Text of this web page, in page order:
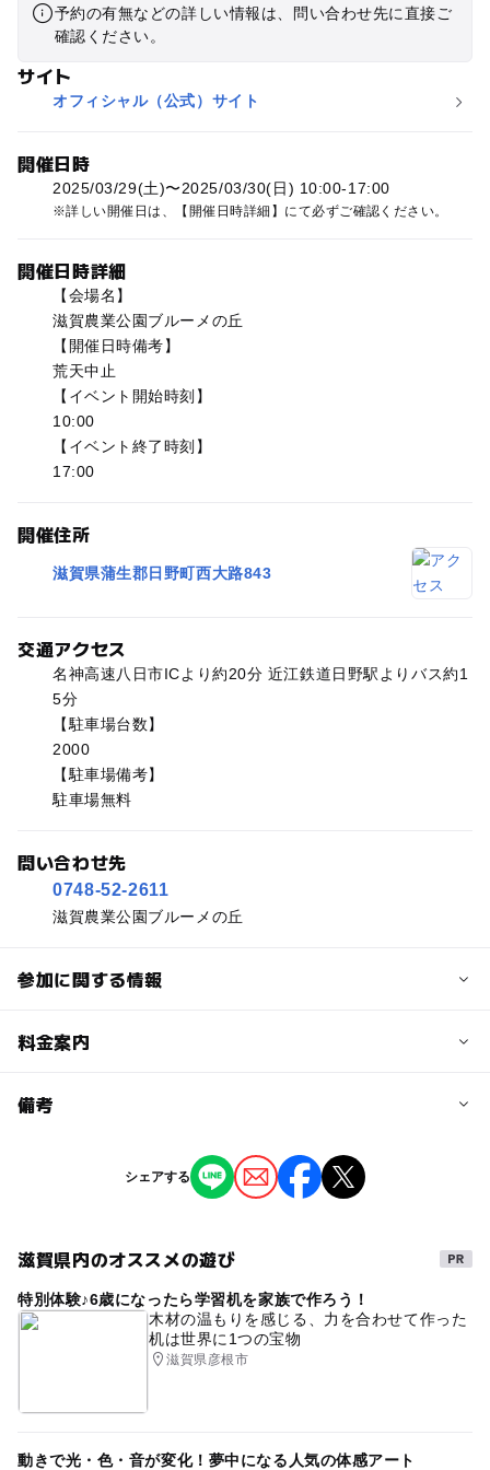
予約の有無などの詳しい情報は、問い合わせ先に直接ご
確認ください。
サイト
オフィシャル（公式）サイト
開催日時
2025/03/29(土)〜2025/03/30(日) 10:00-17:00
詳しい開催日は、【開催日時詳細】にて必ずご確認ください。
開催日時詳細
【会場名】
滋賀農業公園ブルーメの丘
【開催日時備考】
荒天中止
【イベント開始時刻】
10:00
【イベント終了時刻】
17:00
開催住所
滋賀県蒲生郡日野町西大路843
交通アクセス
名神高速八日市ICより約20分 近江鉄道日野駅よりバス約1
5分
【駐車場台数】
2000
【駐車場備考】
駐車場無料
問い合わせ先
0748-52-2611
滋賀農業公園ブルーメの丘
参加に関する情報
予約/応募
主催 PUKUGORI、CHEKiPON
料金案内
料金について
下無料 ワンちゃん500円
備考
※掲載の情報は天候や主催者側の都合などにより変更にな
ることがあります。
シェアする
滋賀県内のオススメの遊び
特別体験♪6歳になったら学習机を家族で作ろう！
木材の温もりを感じる、力を合わせて作った
机は世界に1つの宝物
滋賀県彦根市
動きで光・色・音が変化！夢中になる人気の体感アート